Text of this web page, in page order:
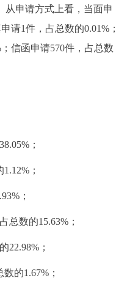
从申请方式上看，当面申
请1件，占总数的0.01%；
信函申请570件，占总数
；
；
；
数的15.63%；
；
的1.67%；